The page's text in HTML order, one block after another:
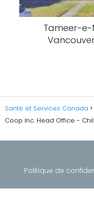
Tameer-e-
Santé et Services Canada
Coop Inc. Head Office -
Politique de